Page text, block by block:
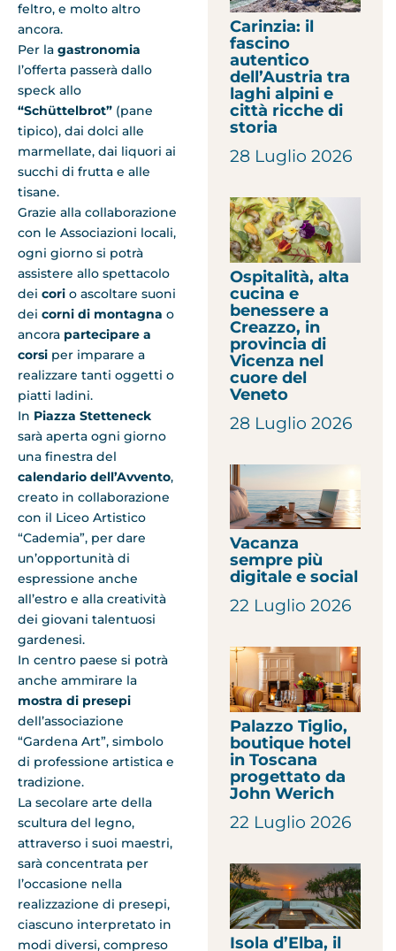
feltro, e molto altro
ancora.
Per la gastronomia
l’offerta passerà dallo
speck allo
“Schüttelbrot” (pane
tipico), dai dolci alle
marmellate, dai liquori ai
succhi di frutta e alle
tisane.
Grazie alla collaborazione
con le Associazioni locali,
ogni giorno si potrà
assistere allo spettacolo
dei cori o ascoltare suoni
dei corni di montagna o
ancora partecipare a
corsi per imparare a
realizzare tanti oggetti o
piatti ladini.
In Piazza Stetteneck
sarà aperta ogni giorno
una finestra del
calendario dell’Avvento,
creato in collaborazione
con il Liceo Artistico
“Cademia”, per dare
un’opportunità di
espressione anche
all’estro e alla creatività
dei giovani talentuosi
gardenesi.
In centro paese si potrà
anche ammirare la
mostra di presepi
dell’associazione
“Gardena Art”, simbolo
di professione artistica e
tradizione.
La secolare arte della
scultura del legno,
attraverso i suoi maestri,
sarà concentrata per
l’occasione nella
realizzazione di presepi,
ciascuno interpretato in
modi diversi, compreso
Carinzia: il
fascino
autentico
dell’Austria tra
laghi alpini e
città ricche di
storia
28 Luglio 2026
Ospitalità, alta
cucina e
benessere a
Creazzo, in
provincia di
Vicenza nel
cuore del
Veneto
28 Luglio 2026
Vacanza
sempre più
digitale e social
22 Luglio 2026
Palazzo Tiglio,
boutique hotel
in Toscana
progettato da
John Werich
22 Luglio 2026
Isola d’Elba, il